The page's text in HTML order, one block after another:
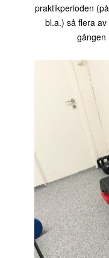
praktikperioden
bl.a.) så flera
gången